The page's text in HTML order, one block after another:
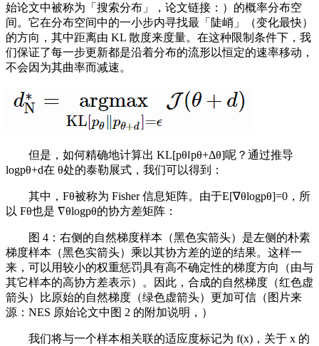
始论文中被称为「搜索分布」，论文链接：）的概率分布空
间。它在分布空间中的一小步内寻找最「陡峭」（变化最快）
的方向，其中距离由 KL 散度来度量。在这种限制条件下，我
们保证了每一步更新都是沿着分布的流形以恒定的速率移动，
不会因为其曲率而减速。
但是，如何精确地计算出 KL[pθ‖pθ+Δθ]呢？通过推导
logpθ+d在 θ处的泰勒展式，我们可以得到：
其中，Fθ被称为 Fisher 信息矩阵。由于E[∇θlogpθ]=0，所
以 Fθ也是 ∇θlogpθ的协方差矩阵：
图 4：右侧的自然梯度样本（黑色实箭头）是左侧的朴素
梯度样本（黑色实箭头）乘以其协方差的逆的结果。这样一
来，可以用较小的权重惩罚具有高不确定性的梯度方向（由与
其它样本的高协方差表示）。因此，合成的自然梯度（红色虚
箭头）比原始的自然梯度（绿色虚箭头）更加可信（图片来
源：NES 原始论文中图 2 的附加说明，）
我们将与一个样本相关联的适应度标记为 f(x)，关于 x 的